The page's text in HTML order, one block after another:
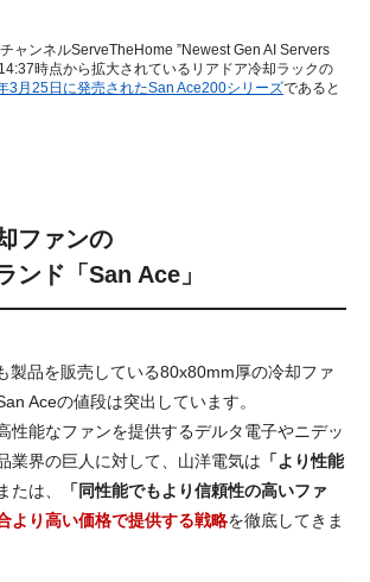
ャンネルServeTheHome ”Newest Gen AI Servers
時点から拡大されているリアドア冷却ラックの
3月25日に発売されたSan Ace200シリーズであると
ファンの
ンド「San Ace」
製品を販売している80x80mm厚の冷却ファ
Aceの値段は突出しています。
性能なファンを提供するデルタ電子やニデッ
業界の巨人に対して、山洋電気は 「より性能
たは、
「同性能でもより信頼性の高いファ
より高い価格で提供する戦略を徹底してきま